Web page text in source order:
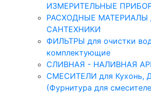
ИЗМЕРИТЕЛЬНЫЕ
РАСХОДНЫЕ МАТЕРИАЛЫ
САНТЕХНИКИ
ФИЛЬТРЫ для очистки
комплектующие
СЛИВНАЯ - НАЛИВНАЯ
СМЕСИТЕЛИ для Кухонь,
(Фурнитура для